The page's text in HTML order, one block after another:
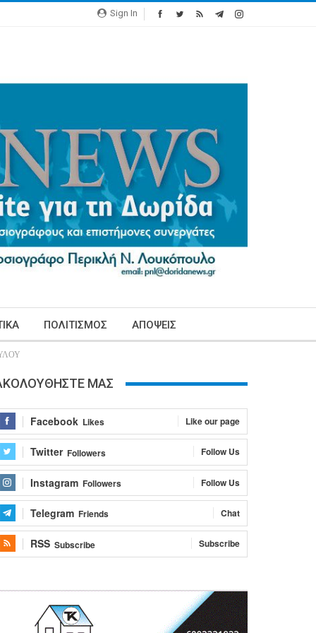
Sign In
ΠΟΛΙΤΙΣΜΟΣ ΑΠΟΨΕΙΣ
ΜΑΣ
Facebook Likes Like our page
Twitter Followers Follow Us
Instagram Followers Follow Us
Telegram Friends Chat
RSS Subscribe Subscribe